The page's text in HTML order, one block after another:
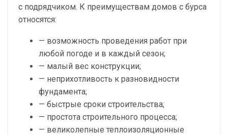
с подрядчиком. К преимуществам домов с бурса
относятся:
— возможность проведения работ при
любой погоде и в каждый сезон;
— малый вес конструкции;
— неприхотливость к разновидности
фундамента;
— быстрые сроки строительства;
— простота строительного процесса;
— великолепные теплоизоляционные